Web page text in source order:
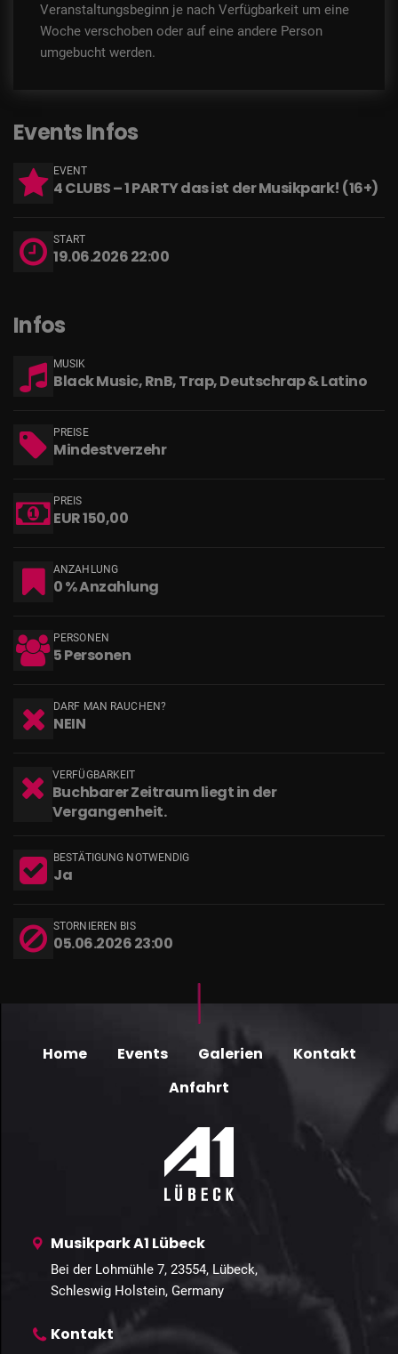
Veranstaltungsbeginn je nach Verfügbarkeit um eine
Woche verschoben oder auf eine andere Person
umgebucht werden.
Events Infos
EVENT
4 CLUBS – 1 PARTY das ist der Musikpark! (16+)
START
19.06.2026 22:00
Infos
MUSIK
Black Music, RnB, Trap, Deutschrap & Latino
PREISE
Mindestverzehr
PREIS
EUR 150,00
ANZAHLUNG
0 % Anzahlung
PERSONEN
5 Personen
DARF MAN RAUCHEN?
NEIN
VERFÜGBARKEIT
Buchbarer Zeitraum liegt in der
Vergangenheit.
BESTÄTIGUNG NOTWENDIG
Ja
STORNIEREN BIS
05.06.2026 23:00
Home Events Galerien
Kontakt
Anfahrt
Musikpark A1 Lübeck
Bei der Lohmühle 7, 23554, Lübeck,
Schleswig Holstein, Germany
Kontakt